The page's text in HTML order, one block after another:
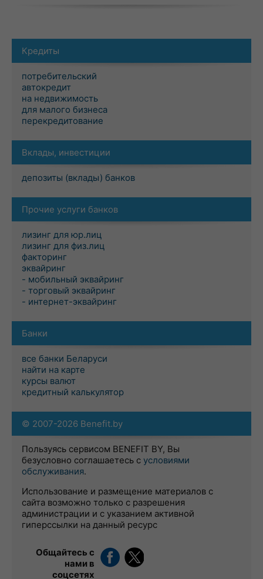
Кредиты
потребительский
автокредит
на недвижимость
для малого бизнеса
перекредитование
Вклады, инвестиции
депозиты (вклады) банков
Прочие услуги банков
лизинг для юр.лиц
лизинг для физ.лиц
факторинг
эквайринг
- мобильный эквайринг
- торговый эквайринг
- интернет-эквайринг
Банки
все банки Беларуси
найти на карте
курсы валют
кредитный калькулятор
© 2007-2026 Benefit.by
Пользуясь сервисом BENEFIT BY, Вы
безусловно соглашаетесь с условиями
обслуживания.
Использование и размещение материалов с
сайта возможно только с разрешения
администрации и с указанием активной
гиперссылки на данный ресурс
Общайтесь с
нами в
соцсетях